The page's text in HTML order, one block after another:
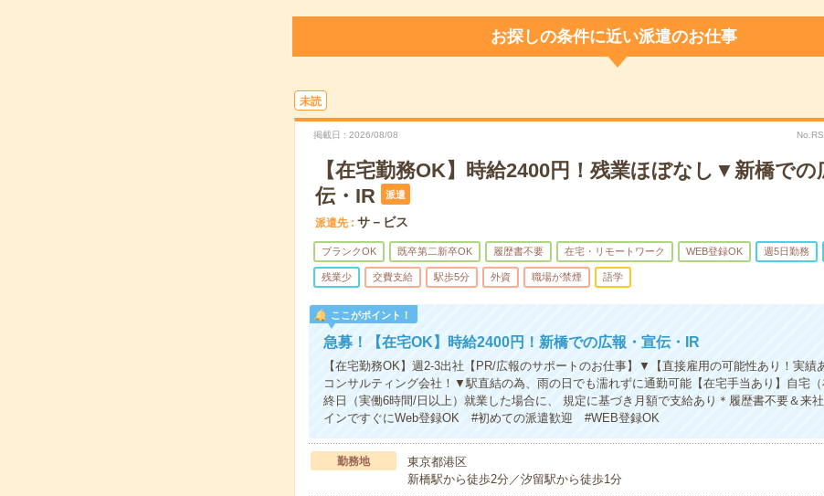
お探しの条件に近い派遣のお仕事
未読
掲載日 2026/08/08
【在宅勤務OK】時給2400円！残業ほぼなし▼新橋での
伝・IR
派遣
派遣先 サ－ビス
ブランクOK 既卒第二新卒OK 履歴書不要 在宅・リモートワーク WEB登録OK 週5日勤務
残業少 交費支給 駅歩5分 外資 職場が禁煙 語学
ここがポイント！
急募！【在宅OK】時給2400円！新橋での広報・宣伝・IR
【在宅勤務OK】週2-3出社【PR/広報のサポートのお仕事】▼【直接雇用の可能性あり！実
コンサルティング会社！▼駅直結の為、雨の日でも濡れずに通勤可能【在宅手当あり】自宅
終日（実働6時間/日以上）就業した場合に、 規定に基づき月額で支給あり＊履歴書不要＆来
インですぐにWeb登録OK #初めての派遣歓迎 #WEB登録OK
勤務地
東京都港区
新橋駅から徒歩2分／汐留駅から徒歩1分